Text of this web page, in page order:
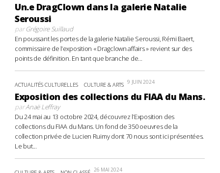
Un.e DragClown dans la galerie Natalie
Seroussi
parGrégoire Suillaud
En poussant les portes de la galerie Natalie Seroussi, Rémi Baert,
commissaire de l’exposition « Dragclown affairs » revient sur des
points de définition. En tant que branche de...
ACTUALITÉS CULTURELLES CULTURE & ARTS 9 JUIN 2024
Exposition des collections du FIAA du Mans.
parAnaë Leffray
Du 24 mai au 13 octobre 2024, découvrez l’Exposition des
collections du FIAA du Mans. Un fond de 350 oeuvres de la
collection privée de Lucien Ruimy dont 70 nous sont ici présentées.
Le but...
26 MAI 2024